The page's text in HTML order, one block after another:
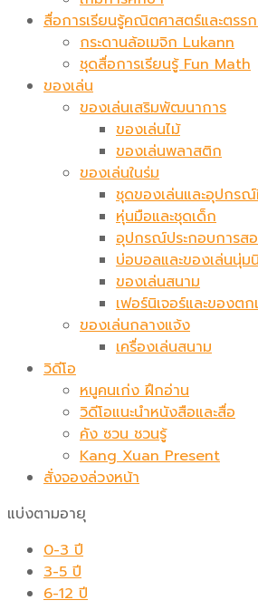
สื่อการเรียนรู้คณิตศาสตร์และตรรก
กระดานล้อเมจิก​ Lukann
ชุดสื่อการเรียนรู้ Fun Math
ของเล่น
ของเล่นเสริมพัฒนาการ
ของเล่นไม้
ของเล่นพลาสติก
ของเล่นในร่ม
ชุดของเล่นและอุปกร
หุ่นมือและชุดเด็ก
อุปกรณ์ประกอบการส
บ่อบอลและของเล่นนุ่ม
ของเล่นสนาม
เฟอร์นิเจอร์และของต
ของเล่นกลางแจ้ง
เครื่องเล่นสนาม
วิดีโอ
หนูคนเก่ง ฝึกอ่าน
วิดีโอแนะนำหนังสือและสื่อ
คัง ซวน ชวนรู้
Kang Xuan Present
สั่งจองล่วงหน้า
แบ่งตามอายุ
0-3 ปี
3-5 ปี
6-12 ปี